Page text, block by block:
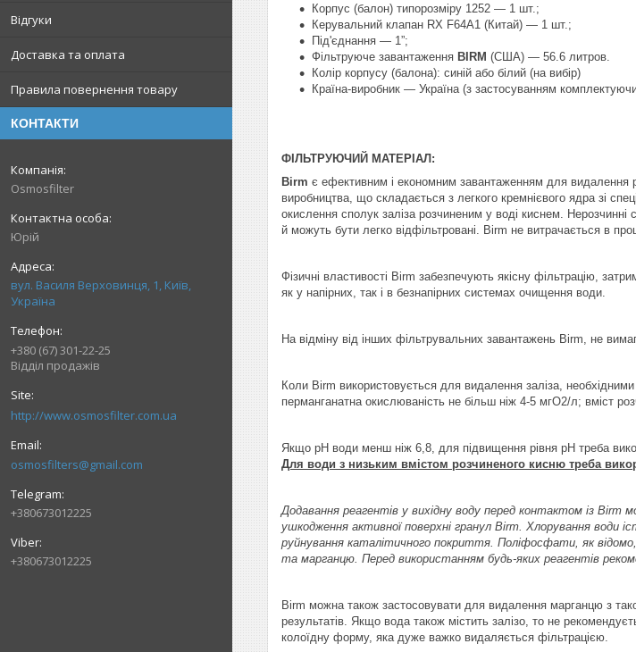
Відгуки
Доставка та оплата
Правила повернення товару
КОНТАКТИ
Osmosfilter
Юрій
вул. Василя Верховинця, 1, Київ,
Україна
+380 (67) 301-22-25
Відділ продажів
http://www.osmosfilter.com.ua
osmosfilters@gmail.com
+380673012225
+380673012225
Корпус (балон) типорозміру 1252 — 1 шт.;
Керувальний клапан RX F64А1 (Китай) — 1 шт.;
Під'єднання — 1”;
Фільтруюче завантаження BIRM (США) — 56.6 литров.
Колір корпусу (балона): синій або білий (на вибір)
Країна-виробник — Україна (з застосуванням
ФІЛЬТРУЮЧИЙ МАТЕРІАЛ:
Birm є ефективним і економним завантаженням для видалення
виробництва, що складається з легкого кремнієвого ядра зі
окислення сполук заліза розчиненим у воді киснем.
й можуть бути легко відфільтровані. Birm не витрачається в
Фізичні властивості Birm забезпечують якісну фільтрацію,
як у напірних, так і в безнапірних системах очищення води.
На відміну від інших фільтрувальних завантажень Birm, не
Коли Birm використовується для видалення заліза,
перманганатна окислюваність не більш ніж 4-5 мгО2/л; вміст
Якщо pH води менш ніж 6,8, для підвищення рівня pH треба
Для води з низьким вмістом розчиненого кисню треба
Додавання реагентів у вихідну воду перед контактом із
ушкодження активної поверхні гранул Birm. Хлорування води
руйнування каталітичного покриття. Поліфосфати, як
та марганцю. Перед використанням будь-яких реагентів
Birm можна також застосовувати для видалення марганцю з
результатів. Якщо вода також містить залізо, то не
колоїдну форму, яка дуже важко видаляється фільтрацією.